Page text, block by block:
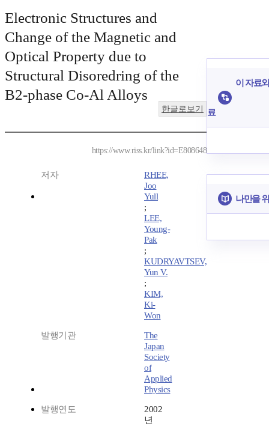
Electronic Structures and
Change of the Magnetic and
Optical Property due to
Structural Disoredring of the
B2-phase Co-Al Alloys
한글로보기
https://www.riss.kr/link?id=E808648
저자
RHEE,
Joo
Yull
;
LEE,
Young-
Pak
;
KUDRYAVTSEV,
Yun V.
;
KIM,
Ki-
Won
발행기관
The
Japan
Society
of
Applied
Physics
발행연도
2002
년
이 자료
료
나만을